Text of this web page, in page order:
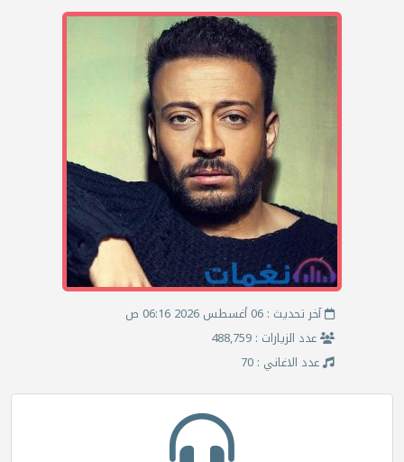
آخر تحديث : 06 أغسطس 2026 06:16 ص
عدد الزيارات : 488,759
عدد الاغاني : 70